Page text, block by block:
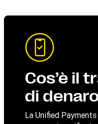
Cos’è il
di
La Unified